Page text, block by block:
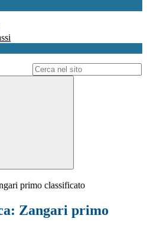
primo classificato
Zangari primo